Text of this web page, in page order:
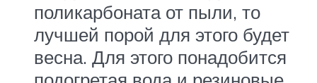
поликарбоната от пыли, то
лучшей порой для этого будет
весна. Для этого понадобится